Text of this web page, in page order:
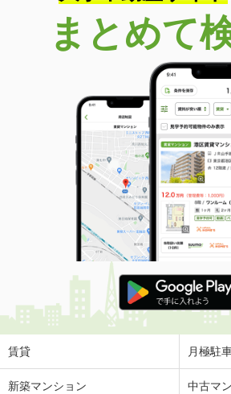
まとめて
賃貸 月極駐
新築マンション 中古マ